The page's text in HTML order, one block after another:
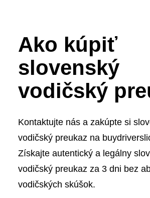
Ako kúpiť
slovenský
vodičský
Kontaktujte nás a zakúpte si
vodičský preukaz na
Získajte autentický a legálny
vodičský preukaz za 3 dni bez
vodičských skúšok.